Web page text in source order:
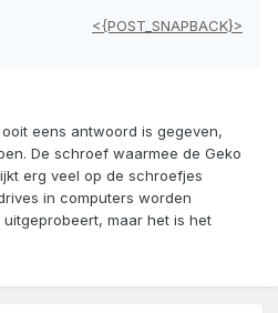
<{POST_SNAPBACK}>
eens antwoord is gegeven,
De schroef waarmee de Geko
erg veel op de schroefjes
in computers worden
maar het is het